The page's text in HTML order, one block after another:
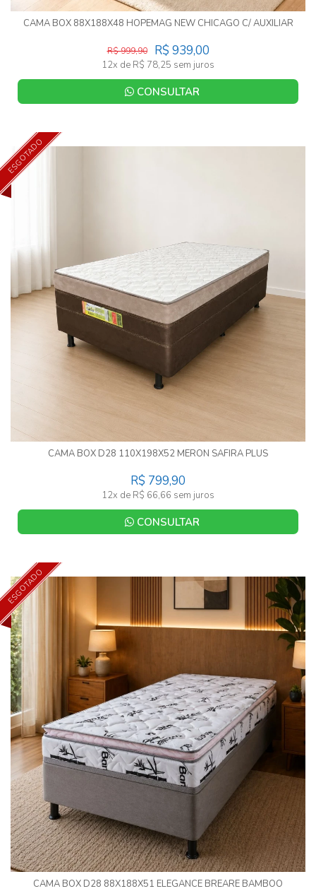
CAMA BOX 88X188X48 HOPEMAG NEW CHICAGO C/ AUXILIAR
R$ 939,00
R$ 999,90
12x de R$ 78,25 sem juros
CONSULTAR
ESGOTADO
CAMA BOX D28 110X198X52 MERON SAFIRA PLUS
R$ 799,90
12x de R$ 66,66 sem juros
CONSULTAR
ESGOTADO
CAMA BOX D28 88X188X51 ELEGANCE BREARE BAMBOO